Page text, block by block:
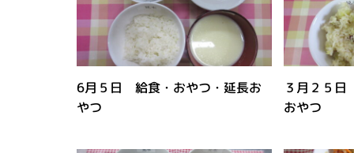
6月５日 給食・おやつ・延長お
やつ
３月２５
おやつ